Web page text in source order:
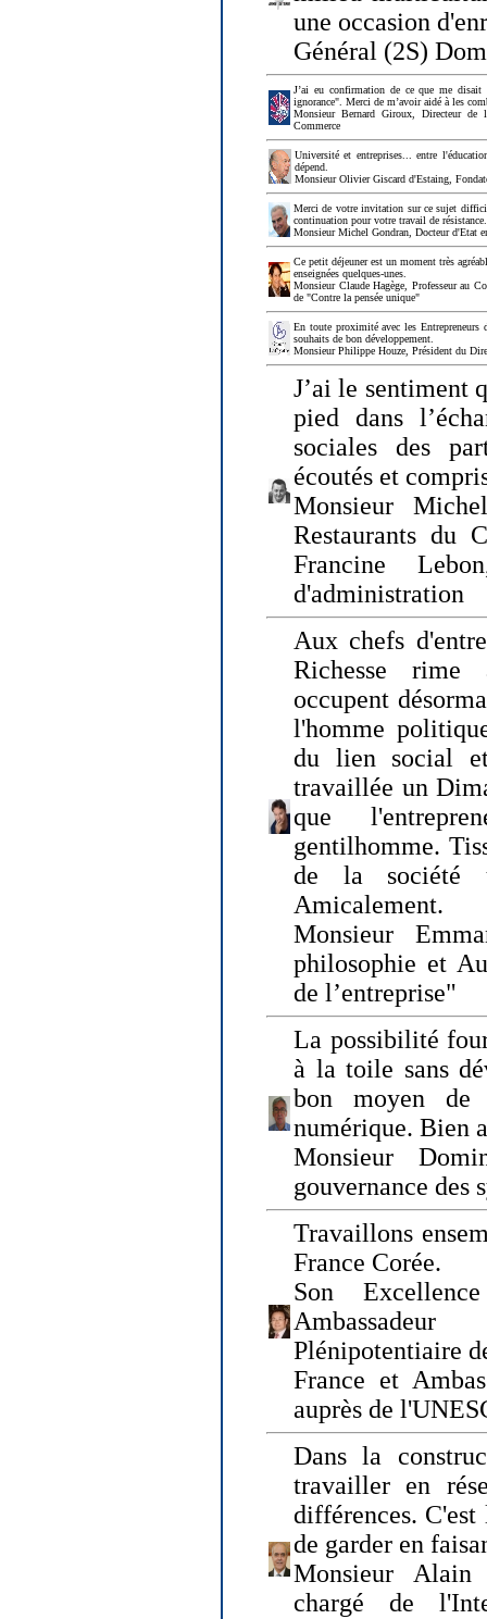
une occasion
Général (2S)
J’ai eu confirmation de ce que me disait
ignorance". Merci de m’avoir aidé à les
Monsieur Bernard Giroux, Directeur de
Commerce
Université et entreprises... entre
dépend.
Monsieur Olivier Giscard d'Estaing,
Merci de votre invitation sur ce sujet
continuation pour votre travail de
Monsieur Michel Gondran, Docteur d'Etat
Ce petit déjeuner est un moment très
enseignées quelques-unes.
Monsieur Claude Hagège, Professeur au
de "Contre la pensée unique"
En toute proximité avec les
souhaits de bon développement.
Monsieur Philippe Houze, Président du
J’ai le sentiment
pied dans
sociales des
écoutés et
Monsieur
Restaurants du
Francine
d'administration
Aux chefs
Richesse rime
occupent
l'homme
du lien social
travaillée un
que
gentilhomme.
de la société
Amicalement.
Monsieur
philosophie et
de l’entreprise"
La possibilité
à la toile sans
bon moyen de
numérique. Bien
Monsieur
gouvernance des
Travaillons
France Corée.
Son
Plénipotentiaire
France et
auprès de
Dans la
travailler en
différences.
de garder en
Monsieur Alain
chargé de